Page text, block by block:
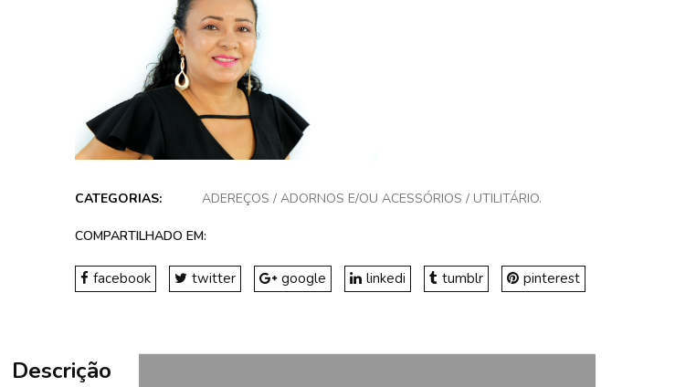
CATEGORIAS: ADEREÇOS / ADORNOS E/OU ACESSÓRIOS / UTILITÁRIO.
COMPARTILHADO EM:
facebook twitter google linkedi tumblr pinterest
Descrição